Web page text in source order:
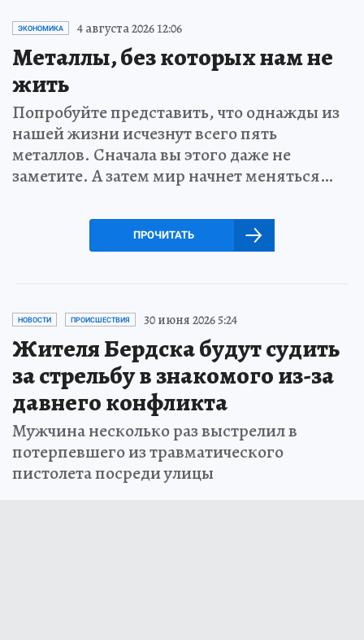
ЭКОНОМИКА 4 августа 2026 12:06
Металлы, без которых нам не
жить
Попробуйте представить, что однажды из
нашей жизни исчезнут всего пять
металлов. Сначала вы этого даже не
заметите. А затем мир начнет меняться…
ПРОЧИТАТЬ
НОВОСТИ ПРОИСШЕСТВИЯ 30 июня 2026 5:24
Жителя Бердска будут судить
за стрельбу в знакомого из-за
давнего конфликта
Мужчина несколько раз выстрелил в
потерпевшего из травматического
пистолета посреди улицы